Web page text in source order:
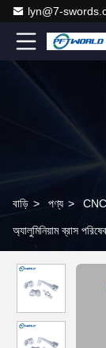
lyn@7-
বাড়ি > পণ্য > CNC
অ্যালুমিনিয়াম ব্রাস